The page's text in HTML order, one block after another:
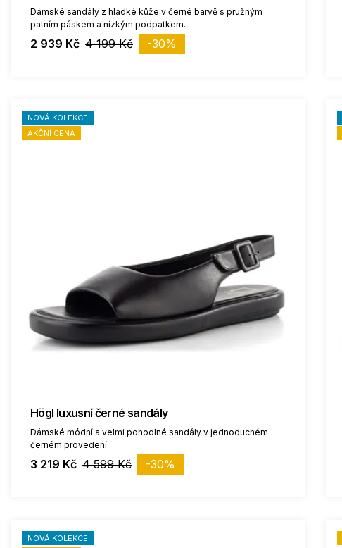
Dámské sandály z hladké kůže v černé barvě s pružným
patním páskem a nízkým podpatkem.
2 939 Kč 4 199 Kč -30%
NOVÁ KOLEKCE
AKČNÍ CENA
Högl luxusní černé sandály
Dámské módní a velmi pohodlné sandály v jednoduchém
černém provedení.
3 219 Kč 4 599 Kč -30%
NOVÁ KOLEKCE